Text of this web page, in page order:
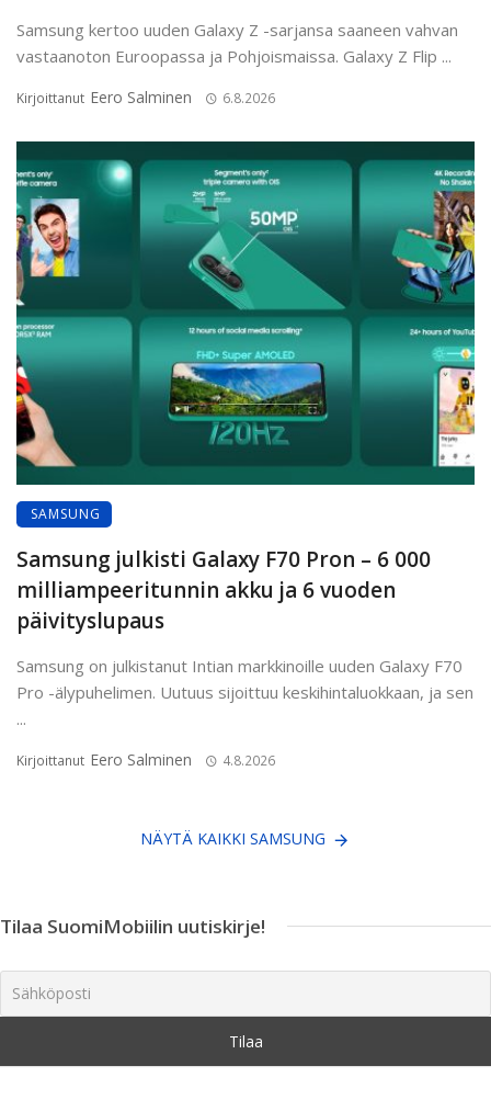
Samsung kertoo uuden Galaxy Z -sarjansa saaneen vahvan
vastaanoton Euroopassa ja Pohjoismaissa. Galaxy Z Flip ...
Kirjoittanut Eero Salminen 6.8.2026
SAMSUNG
Samsung julkisti Galaxy F70 Pron – 6 000
milliampeeritunnin akku ja 6 vuoden
päivityslupaus
Samsung on julkistanut Intian markkinoille uuden Galaxy F70
Pro -älypuhelimen. Uutuus sijoittuu keskihintaluokkaan, ja sen
...
Kirjoittanut Eero Salminen 4.8.2026
NÄYTÄ KAIKKI SAMSUNG
Tilaa SuomiMobiilin uutiskirje!